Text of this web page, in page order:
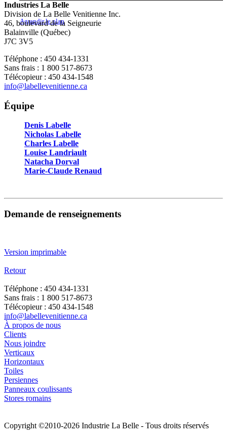
Agrandir le plan
Industries La Belle
Division de La Belle Venitienne Inc.
46, boulevard de la Seigneurie
Balainville (Québec)
J7C 3V5
Téléphone : 450 434-1331
Sans frais : 1 800 517-8673
Télécopieur : 450 434-1548
info@labellevenitienne.ca
Équipe
Denis Labelle
Nicholas Labelle
Charles Labelle
Louise Landriault
Natacha Dorval
Marie-Claude Renaud
Demande de renseignements
Version imprimable
Retour
Téléphone : 450 434-1331
Sans frais : 1 800 517-8673
Télécopieur : 450 434-1548
info@labellevenitienne.ca
À propos de nous
Clients
Nous joindre
Verticaux
Horizontaux
Toiles
Persiennes
Panneaux coulissants
Stores romains
Copyright ©2010-2026 Industrie La Belle - Tous droits réservés